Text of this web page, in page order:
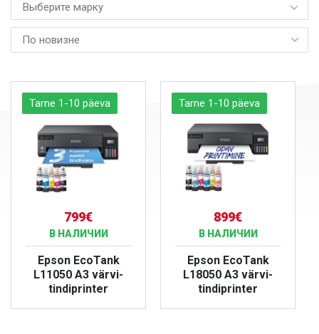
Выберите марку
Tarne 1-10 päeva
799€
В НАЛИЧИИ
Epson EcoTank
L11050 A3 värvi-
tindiprinter
Tarne 1-10 päeva
899€
В НАЛИЧИИ
Epson EcoTank
L18050 A3 värvi-
tindiprinter